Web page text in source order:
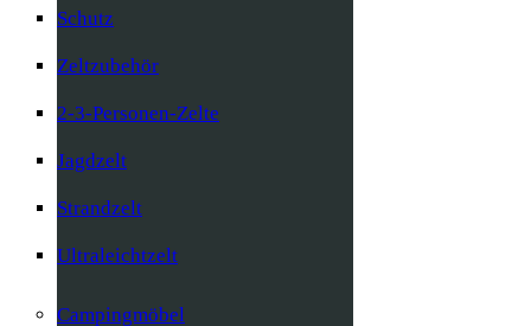
Schutz
Zeltzubehör
2-3-Personen-Zelte
Jagdzelt
Strandzelt
Ultraleichtzelt
Campingmöbel